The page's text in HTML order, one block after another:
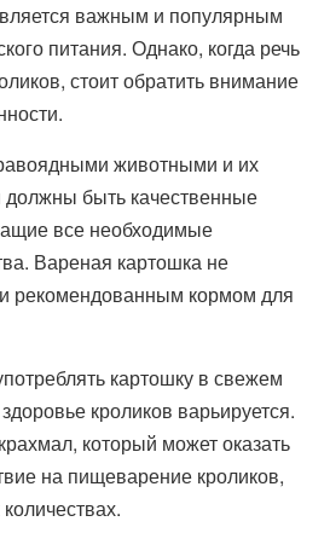
важным и популярным
питания. Однако, когда речь
стоит обратить внимание
животными и их
быть качественные
все необходимые
Вареная картошка не
рекомендованным кормом для
картошку в свежем
кроликов варьируется.
который может оказать
на пищеварение кроликов,